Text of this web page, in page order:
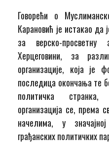
Говорећи о
Карановић је истакао да
за верско-
Херцеговини, за
организације, која је
последица окончања те
политичка
организација се, према
начелима, у
грађанских политичких